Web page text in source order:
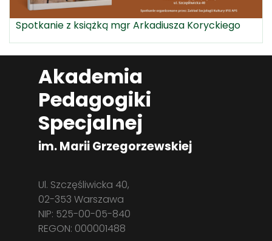
Spotkanie z książką mgr Arkadiusza Koryckiego
Akademia
Pedagogiki
Specjalnej
im. Marii Grzegorzewskiej
Ul. Szczęśliwicka 40,
02-353 Warszawa
NIP: 525-00-05-840
REGON: 000001488